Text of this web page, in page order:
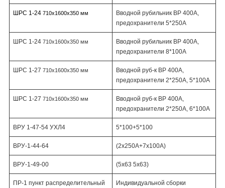
ШРС 1-24710х1600х350 мм
Вводной рубильник ВР 400А,
предохранители 5*250А
ШРС 1-24710х1600х350 мм
Вводной рубильник ВР 400А,
предохранители 8*100А
ШРС 1-27710х1600х350 мм
Вводной руб-к ВР 400А,
предохранители 2*250А, 5*100А
ШРС 1-27710х1600х350 мм
Вводной руб-к ВР 400А,
предохранители 2*250А, 6*100А
ВРУ 1-47-54 УХЛ4 5*100+5*100
ВРУ-1-44-64 (2х250А+7х100А)
ВРУ-1-49-00 (5х63 5х63)
ПР-1пункт распределительный Индивидуальной сборки